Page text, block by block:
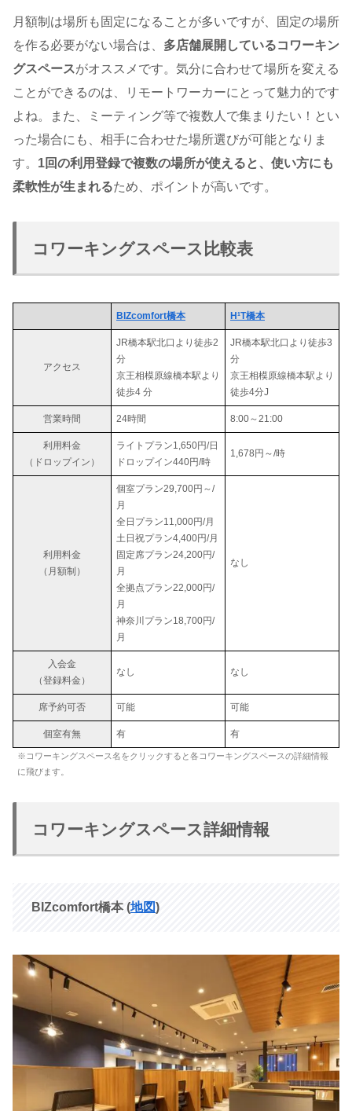
月額制は場所も固定になることが多いですが、固定の場所
を作る必要がない場合は、 多店舗展開しているコワーキン
グスペースがオススメです。気分に合わせて場所を変える
ことができるのは、リモートワーカーにとって魅力的です
よね。また、ミーティング等で複数人で集まりたい！とい
った場合にも、相手に合わせた場所選びが可能となりま
す。 1回の利用登録で複数の場所が使えると、使い方にも
柔軟性が生まれるため、ポイントが高いです。
コワーキングスペース比較表
BIZcomfort橋本 H¹T橋本
アクセス
JR橋本駅北口より徒歩2
分
京王相模原線橋本駅より
徒歩4 分
JR橋本駅北口より徒歩3
分
京王相模原線橋本駅より
徒歩4分J
営業時間 24時間 8:00～21:00
利用料金
（ドロップイン）
ライトプラン1,650円/日
ドロップイン440円/時
1,678円～/時
利用料金
（月額制）
個室プラン29,700円～/
月
全日プラン11,000円/月
土日祝プラン4,400円/月
固定席プラン24,200円/
月
全拠点プラン22,000円/
月
神奈川プラン18,700円/
月
なし
入会金
（登録料金）
なし なし
席予約可否 可能 可能
個室有無 有 有
※コワーキングスペース名をクリックすると各コワーキングスペースの詳細情報
に飛びます。
コワーキングスペース詳細情報
BIZcomfort橋本 (地図)